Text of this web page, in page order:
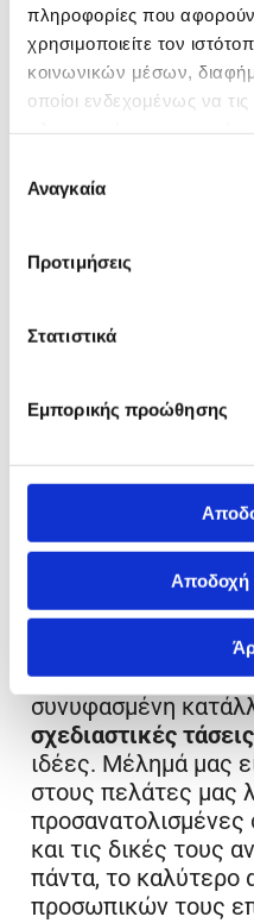
πληροφορίες που
χρησιμοποιείτε τον
κοινωνικών μέσων,
οποίοι ενδεχομένως να
των υπηρεσιών τους.
συγκατάθεσης
Αναγκαία
Προτιμήσεις
Στατιστικά
Εμπορικής προώθησης
Αποδοχή
KG Painesis
πορεία μας με τον
και, πάντα, με
Οδηγός μας είναι η
συνυφασμένη
σχεδιαστικές τάσεις
ιδέες. Μέλημά μας
στους πελάτες μας
προσανατολισμένες
και τις δικές τους
πάντα, το καλύτερο
προσωπικών τους